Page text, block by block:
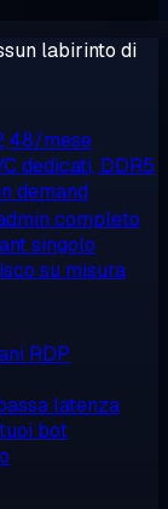
labirinto di
mese
dedicati, DDR5
demand
completo
singolo
su misura
RDP
latenza
bot